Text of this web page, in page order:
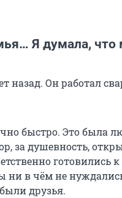
Я думала,
назад. Он работал
быстро. Это была
за душевность,
готовились
ни в чём не
друзья.